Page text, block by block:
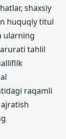
shaxsiy
huquqiy titul
ularning
tahlil
raqamli